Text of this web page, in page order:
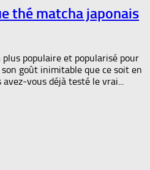
thé matcha japonais
populaire et popularisé pour
goût inimitable que ce soit en
avez-vous déjà testé le vrai...